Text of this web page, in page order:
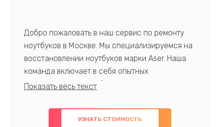
Добро пожаловать в наш сервис по ремонту
ноутбуков в Москве. Мы специализируемся на
восстановлении ноутбуков марки Aser. Наша
команда включает в себя опытных
профессионалов с обширными знаниями и
предлагаем быстрый и качественный ремонт с
использованием оригинальных компонентов, а
УЗНАТЬ СТОИМОСТЬ